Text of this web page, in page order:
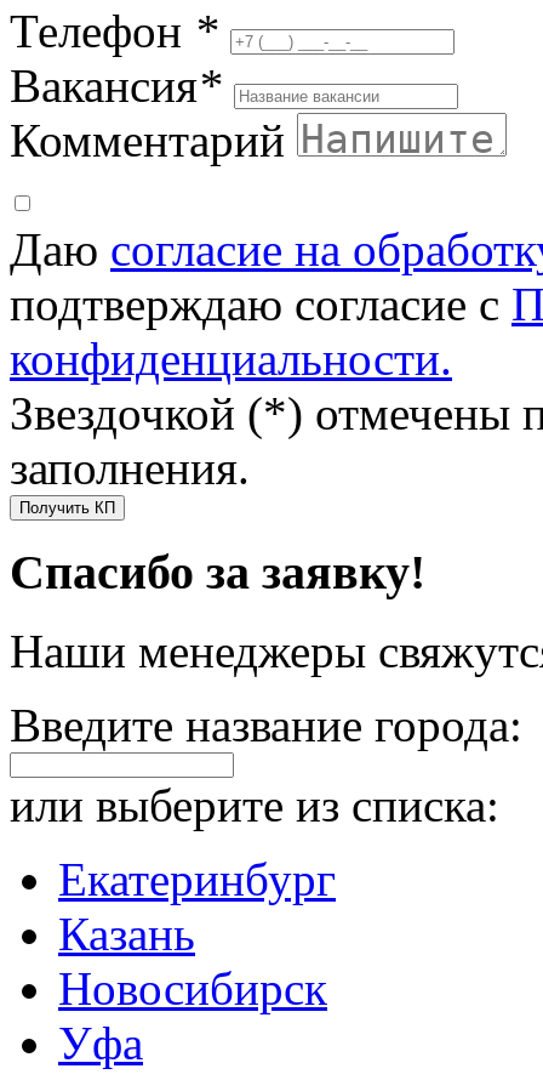
Телефон *
Вакансия*
Комментарий
Даю согласие на
подтверждаю согласие с
конфиденциальности.
Звездочкой (*) отмечены
заполнения.
Получить КП
Спасибо за заявку!
Наши менеджеры
Введите название города:
или выберите из списка:
Екатеринбург
Казань
Новосибирск
Уфа